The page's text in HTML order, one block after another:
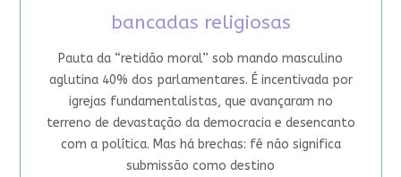
bancadas religiosas
Pauta da “retidão moral” sob mando masculino
aglutina 40% dos parlamentares. É incentivada por
igrejas fundamentalistas, que avançaram no
terreno de devastação da democracia e desencanto
com a política. Mas há brechas: fé não significa
submissão como destino